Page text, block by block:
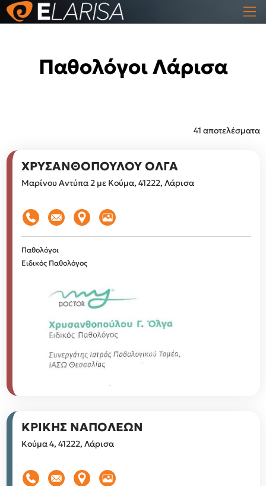
Παθολόγοι Λάρισα
41 αποτελέσματα
ΧΡΥΣΑΝΘΟΠΟΥΛΟΥ ΟΛΓΑ
Μαρίνου Αντύπα 2 με Κούμα, 41222, Λάρισα
Παθολόγοι
Ειδικός Παθολόγος
ΚΡΙΚΗΣ ΝΑΠΟΛΕΩΝ
Κούμα 4, 41222, Λάρισα